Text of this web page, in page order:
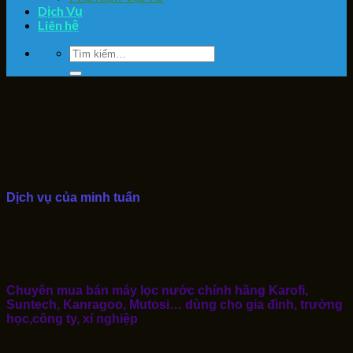
Dịch Vụ
Liên hệ
Tìm
kiếm:
Dịch vụ của minh tuấn
Chuyên mua bán máy lọc nước chính hãng Karofi,
Suntech, Kanragoo, Mutosi… dùng cho gia đình, trường
học,công ty, xí nghiệp